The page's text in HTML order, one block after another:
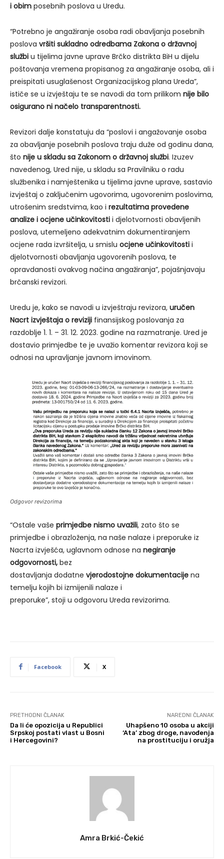
i obim posebnih poslova u Uredu.
“Potrebno je angažiranje osoba radi obavljanja posebnih
poslova vršiti sukladno odredbama Zakona o državnoj
službi u tijelima javne uprave Brčko distrikta BiH u dijelu
poštovanja vremena propisanog za angažiranje osoba, ali i
preispitati usuglašenost Organizacijskog plana Ureda”,
ističe se u izvještaju te se navodi da tom prilikom nije bilo
osigurano ni načelo transparentnosti.
Revizori dalje konstatuju da “poslovi i angažovanje osoba
za obavljanje posebnih poslova traju duže od godinu dana,
što nije u skladu sa Zakonom o državnoj službi. Izuzev
navedenog, Ured nije, u skladu sa Pravilniku o radu
službenika i namještenika u tijelima javne uprave, sastavio
izvještaj o zaključenim ugovorima, ugovorenim poslovima,
utrošenim sredstvima, kao i rezultatima provedene
analize i ocjene učinkovitosti i djelotvornosti obavljenih
poslova, utemeljeno adekvatnim dokumentiranjem
ocjene rada izvršitelja, u smislu ocjene učinkovitosti i
djelotvornosti obavljanja ugovorenih poslova, te
opravdanosti ovakvog načina angažiranja”, pojašnjavaju
brčanski revizori.
Uredu je, kako se navodi u izvještraju revizora, uručen
Nacrt izvještaja o reviziji finansijskog poslovanja za
razdoblje 1. 1. – 31. 12. 2023. godine na razmatranje. Ured je
dostavio primjedbe te je uvažio komentar revizora koji se
odnosi na upravljanje javnom imovinom.
Odgovor revizorima
“Ostale vaše primjedbe nismo uvažili, zato što se
primjedbe i obrazloženja, na naše nalaze i preporuke iz
Nacrta izvješća, uglavnom odnose na negiranje
odgovornosti, bez
dostavljanja dodatne vjerodostojne dokumentacije na
temelju kojih bi izmijenili nalaze i
preporuke”, stoji u odgovoru Ureda revizorima.
Facebook X
PRETHODNI ČLANAK
Da li će opozicija u Republici
Srpskoj postati vlast u Bosni
i Hercegovini?
NAREDNI ČLANAK
Uhapšeno 10 osoba u akciji
‘Ata’ zbog droge, navođenja
na prostituciju i oružja
Amra Brkić-Čekić